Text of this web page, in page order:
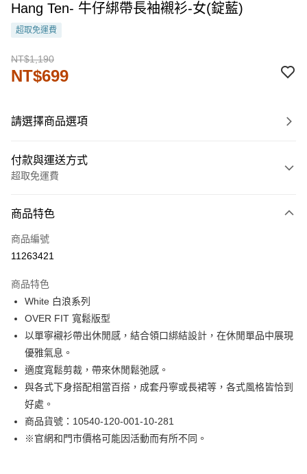
Hang Ten- 牛仔綁帶長袖襯衫-女(錠藍)
超取免運費
NT$1,190
NT$699
請選擇商品選項
付款與運送方式
超取免運費
信用卡一次付款
運送方式
付款後全家取貨
免運費
付款後7-11取貨
免運費
宅配(本島)
免運費
宅配(離島)
每筆NT$280
商品特色
商品編號
11263421
商品特色
White 白浪系列
OVER FIT 寬鬆版型
以單寧襯衫帶出休閒感，結合領口綁結設計，在休閒單品中展現
優雅氣息。
適度寬鬆剪裁，帶來休閒鬆弛感。
與各式下身搭配相當百搭，成套丹寧或長裙等，各式風格皆恰到
好處。
商品貨號：10540-120-001-10-281
※官網和門市價格可能因活動而有所不同。